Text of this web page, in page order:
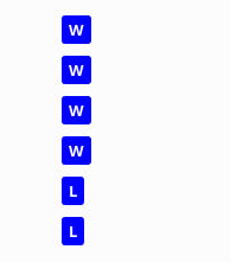
W
W
W
W
L
L